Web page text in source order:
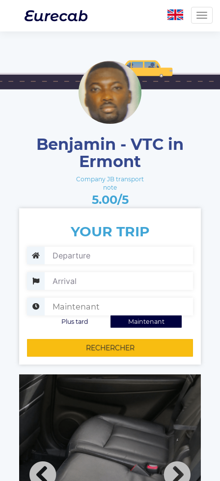
Benjamin - VTC in
Ermont
Company JB transport
note
5.00/5
YOUR TRIP
Maintenant
Plus tard
RECHERCHER